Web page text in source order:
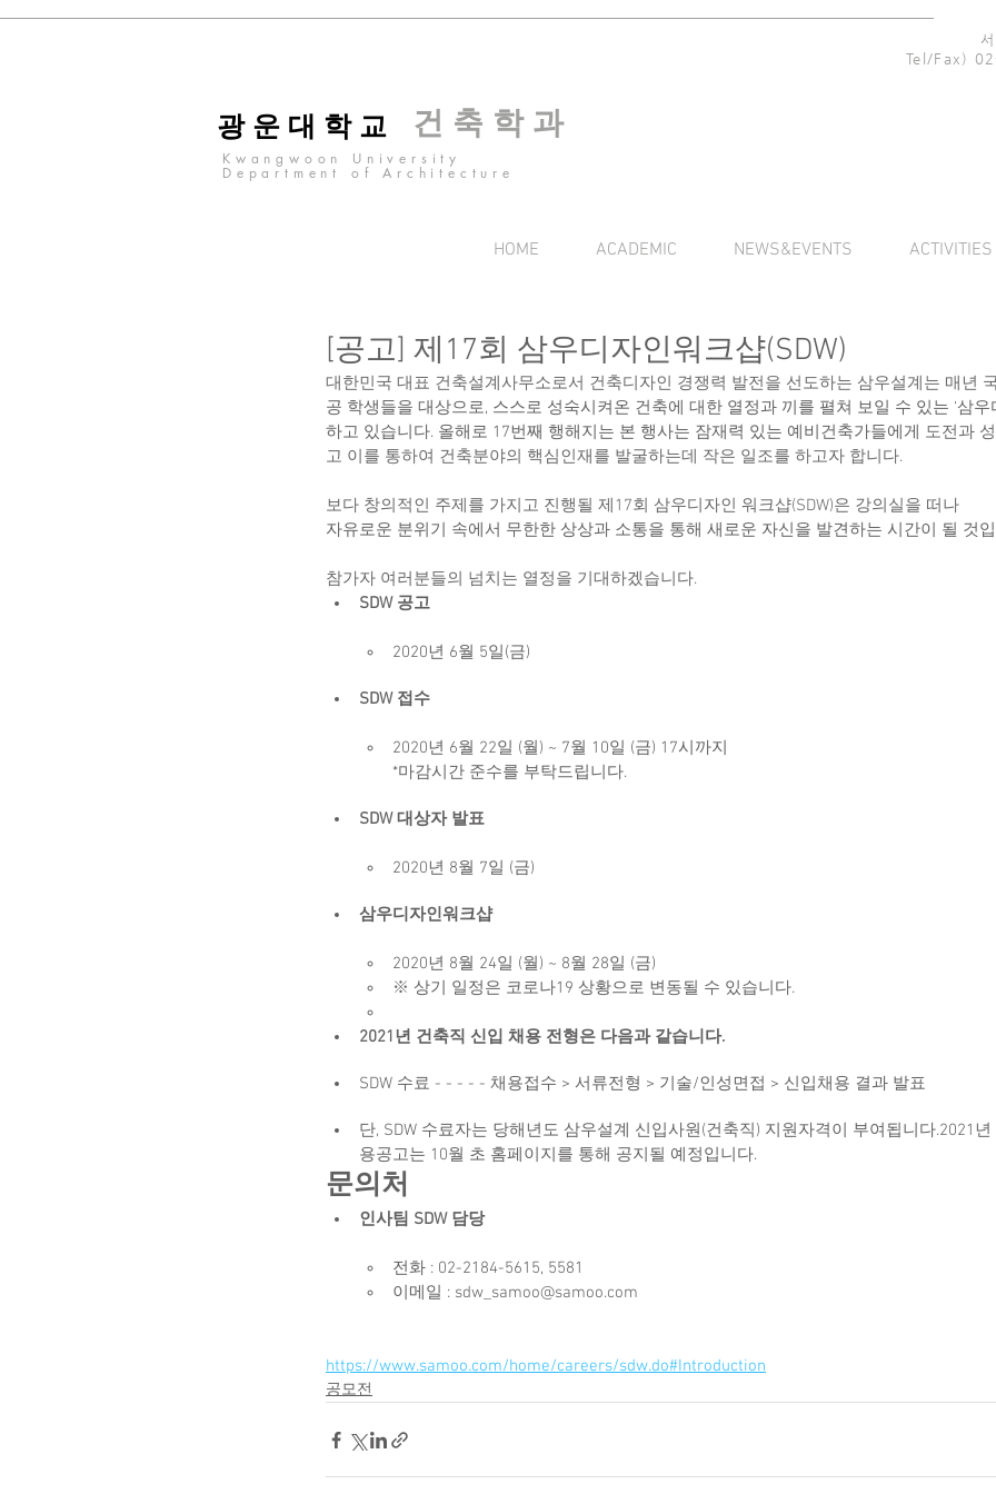
Tel/Fax)
Kwangwoon University
Department of Architecture
광 운 대 학 교 건 축 학 과
HOME ACADEMIC NEWS&EVENTS ACTIVITIES
[공고] 제17회 삼우디자인워크샵(SDW)
대한민국 대표 건축설계사무소로서 건축디자인 경쟁력 발전을 선도하는 삼우설계는 매년
공 학생들을 대상으로, 스스로 성숙시켜온 건축에 대한 열정과 끼를 펼쳐 보일 수 있는 ‘삼우
하고 있습니다. 올해로 17번째 행해지는 본 행사는 잠재력 있는 예비건축가들에게 도전과
고 이를 통하여 건축분야의 핵심인재를 발굴하는데 작은 일조를 하고자 합니다.
보다 창의적인 주제를 가지고 진행될 제17회 삼우디자인 워크샵(SDW)은 강의실을 떠나
자유로운 분위기 속에서 무한한 상상과 소통을 통해 새로운 자신을 발견하는 시간이 될 것
참가자 여러분들의 넘치는 열정을 기대하겠습니다.
SDW 공고
2020년 6월 5일(금)
SDW 접수
2020년 6월 22일 (월) ~ 7월 10일 (금) 17시까지
*마감시간 준수를 부탁드립니다.
SDW 대상자 발표
2020년 8월 7일 (금)
삼우디자인워크샵
2020년 8월 24일 (월) ~ 8월 28일 (금)
※ 상기 일정은 코로나19 상황으로 변동될 수 있습니다.
2021년 건축직 신입 채용 전형은 다음과 같습니다.
SDW 수료 - - - - - 채용접수 > 서류전형 > 기술/인성면접 > 신입채용 결과 발표
단, SDW 수료자는 당해년도 삼우설계 신입사원(건축직) 지원자격이 부여됩니다.2021
용공고는 10월 초 홈페이지를 통해 공지될 예정입니다.
문의처
인사팀 SDW 담당
전화 : 02-2184-5615, 5581
이메일 : sdw_samoo@samoo.com
https://www.samoo.com/home/careers/sdw.do#Introduction
공모전